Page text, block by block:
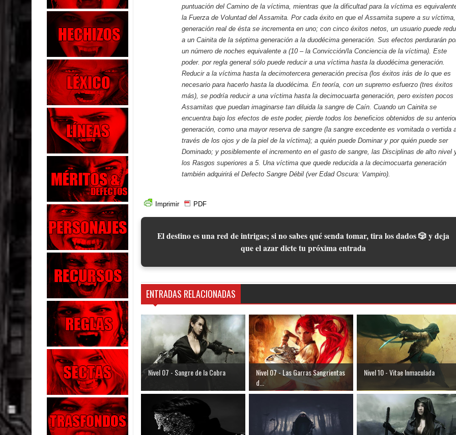
puntuación del Camino de la víctima, mientras que la dificultad para la víctima es
la Fuerza de Voluntad del Assamita. Por cada éxito en que el Assamita supere a su
generación real de ésta se incrementa en uno; con cinco éxitos netos, un usuario puede
a un Cainita de la séptima generación a la duodécima generación. Sus efectos perdurarán
un número de noches equivalente a (10 – la Convicción/la Conciencia de la víctima). Este
poder. por regla general sólo puede reducir a una víctima hasta la duodécima generación.
Reducir a la víctima hasta la decimotercera generación precisa (los éxitos irás de lo que es
necesario para hacerlo hasta la duodécima. En teoría, con un supremo esfuerzo (tres éxitos
más), se podría reducir a una víctima hasta la decimocuarta generación, pero existen pocos
Assamitas que puedan imaginarse tan diluida la sangre de Caín. Cuando un Cainita se
encuentra bajo los efectos de este poder, pierde todos los beneficios obtenidos de su
generación, como una mayor reserva de sangre (la sangre excedente es vomitada o vertida
través de los ojos y de la piel de la víctima); a quién puede Dominar y por quién puede ser
Dominado; y posiblemente el incremento en el gasto de sangre, las Disciplinas de alto nivel
los Rasgos superiores a 5. Una víctima que quede reducida a la decimocuarta generación
también adquirirá el Defecto Sangre Débil (ver Edad Oscura: Vampiro).
Imprimir PDF
El destino es una red de intrigas; si no sabes qué senda tomar, tira los dados 🎲 y deja
que el azar dicte tu próxima entrada
ENTRADAS RELACIONADAS
Nivel 07 - Sangre de la Cobra
Nivel 07 - Las Garras Sangrientas
d...
Nivel 10 - Vitae Inmaculada